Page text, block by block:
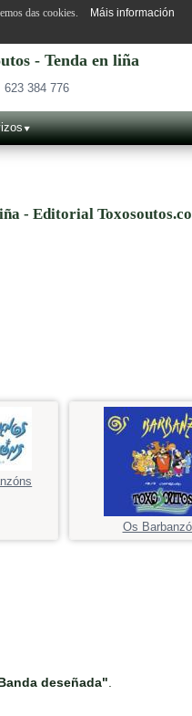
- Tenda en liña
623 384 776
- Editorial
Os
deseñada"
das cookies. Máis información